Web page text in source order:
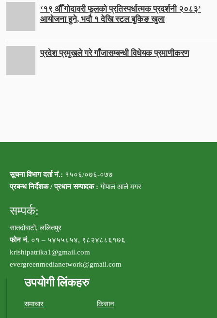
‘१९ औँ गोदावरी फूलको प्रतिस्पर्धात्मक प्रदर्शनी २०८३’
आयोजना हुने, भदौ १ देखि स्टल बुकिङ खुला
प्रदेश प्रमुखले गरे गाँजासम्बन्धी विधेयक प्रमाणीकरण
सूचना विभाग दर्ता नं.: १५०६/०७६-०७७
प्रबन्ध निर्देशक / प्रधान सम्पादक : गोपाल आले मगर
सम्पर्क:
सातदोबाटो, ललितपुर
फोन नं. ०१ – ५४५५८५४, ९८२४८८६१७६
krishipatrika1@gmail.com
evergreenmedianetwork@gmail.com
उपयोगी लिंकहरु
समाचार किसान